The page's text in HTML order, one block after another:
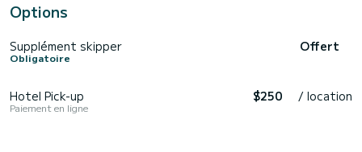
Options
Supplément skipper
Obligatoire
Offert
Hotel Pick-up
Paiement en ligne
$250 / location